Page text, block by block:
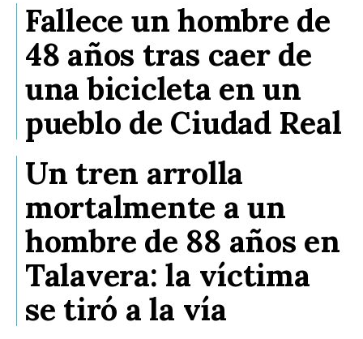
Fallece un hombre de
48 años tras caer de
una bicicleta en un
pueblo de Ciudad Real
Un tren arrolla
mortalmente a un
hombre de 88 años en
Talavera: la víctima
se tiró a la vía